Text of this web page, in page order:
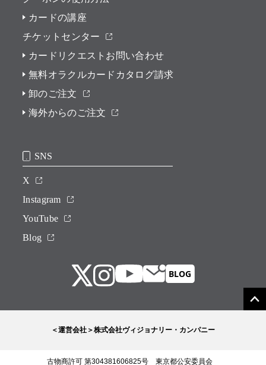
カードの講座
チケットセンター
カードリクエストお問い合わせ
無料オラクルカードカタログ請求
卸のご注文
海外からのご注文
SNS
X
Instagram
YouTube
Blog
＜運営会社＞株式会社ヴィジョナリー・カンパニー
古物商許可 第304381606825号 東京都公安委員会